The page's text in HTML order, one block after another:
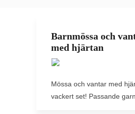
Barnmössa och
med hjärtan
Mössa och vantar med
vackert set! Passande